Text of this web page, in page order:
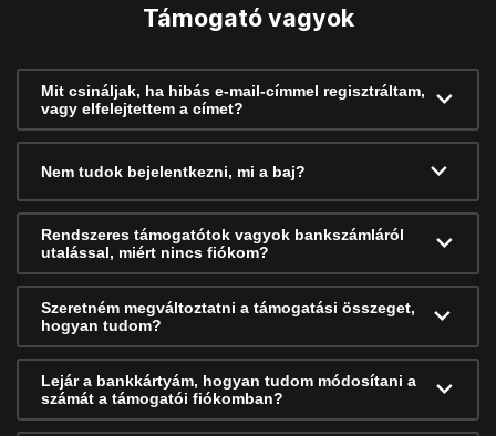
Támogató vagyok
Mit csináljak, ha hibás e-mail-címmel regisztráltam,
vagy elfelejtettem a címet?
Nem tudok bejelentkezni, mi a baj?
Rendszeres támogatótok vagyok bankszámláról
utalással, miért nincs fiókom?
Szeretném megváltoztatni a támogatási összeget,
hogyan tudom?
Lejár a bankkártyám, hogyan tudom módosítani a
számát a támogatói fiókomban?